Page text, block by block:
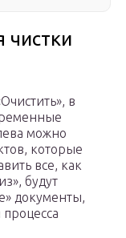
в
можно
которые
все, как
будут
документы,